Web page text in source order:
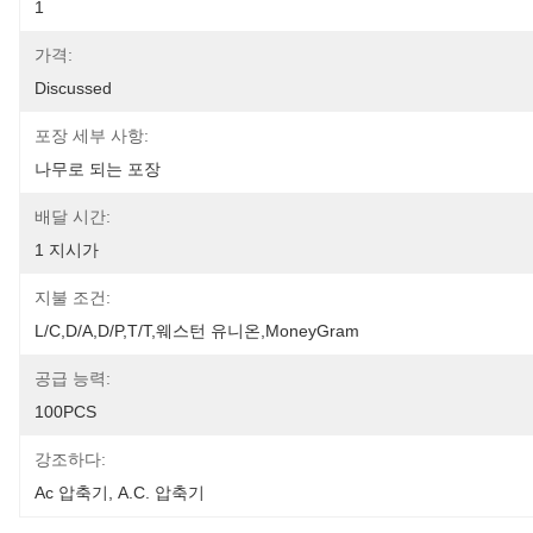
1
가격:
Discussed
포장 세부 사항:
나무로 되는 포장
배달 시간:
1 지시가
지불 조건:
L/C,D/A,D/P,T/T,웨스턴 유니온,MoneyGram
공급 능력:
100PCS
강조하다:
Ac 압축기
A.c. 압축기